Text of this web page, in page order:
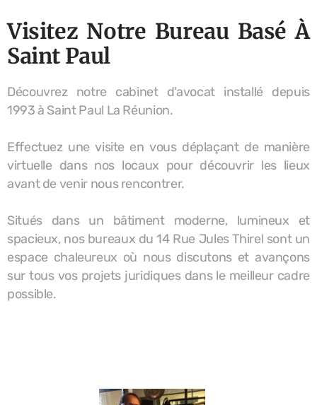
Visitez Notre Bureau Basé À
Saint Paul
Découvrez notre cabinet d'avocat installé depuis
1993 à Saint Paul La Réunion.
Effectuez une visite en vous déplaçant de manière
virtuelle dans nos locaux pour découvrir les lieux
avant de venir nous rencontrer.
Situés dans un bâtiment moderne, lumineux et
spacieux, nos bureaux du 14 Rue Jules Thirel sont un
espace chaleureux où nous discutons et avançons
sur tous vos projets juridiques dans le meilleur cadre
possible.